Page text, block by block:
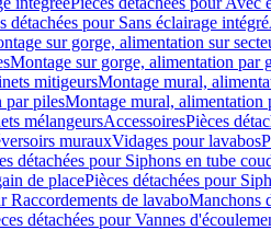
détachées pour Sans éclairage intégré
sur gorge, alimentation sur
Montage sur gorge, alimentation par
mitigeursMontage mural,
par pilesMontage mural, alimentation
mélangeursAccessoiresPièces
murauxVidages pour lavabos
détachées pour Siphons en tube
de placePièces détachées pour
Raccordements de lavaboManchons
détachées pour Vannes